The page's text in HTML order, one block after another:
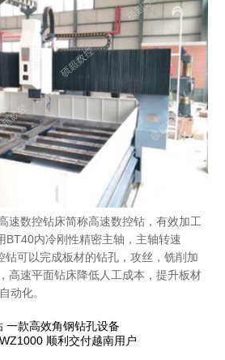
速数控钻床简称高速数控钻，有效加工
BT40内冷刚性精密主轴，主轴转速
可以完成板材的钻孔，攻丝，铣削加
高速平面钻床降低人工成本，提升板材
动化。
一款高效角钢钻孔设备
顺利交付越南用户